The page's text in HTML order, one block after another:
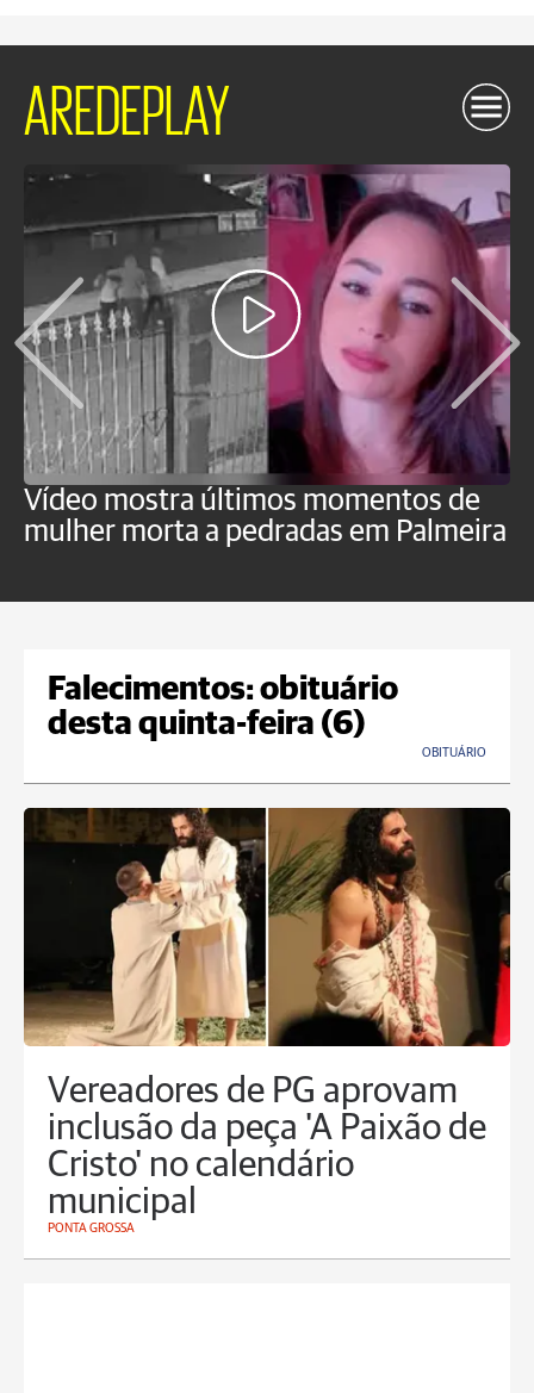
AREDEPLAY
Vídeo mostra últimos momentos de
mulher morta a pedradas em Palmeira
Falecimentos: obituário
desta quinta-feira (6)
OBITUÁRIO
Vereadores de PG aprovam
inclusão da peça 'A Paixão de
Cristo' no calendário
municipal
PONTA GROSSA